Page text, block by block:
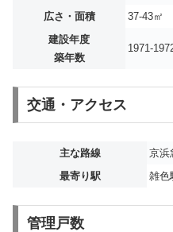
広さ・面積
37-43㎡
建設年度
築年数
1971-
交通・アクセス
主な路線
京浜
最寄り駅
雑色
管理戸数